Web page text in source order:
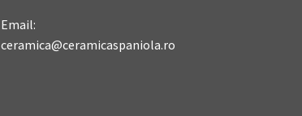
Email:
ceramica@ceramicaspaniola.ro